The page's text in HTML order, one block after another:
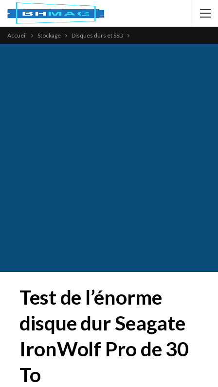
Accueil Stockage Disques durs et SSD
Test de l’énorme
disque dur Seagate
IronWolf Pro de 30
To